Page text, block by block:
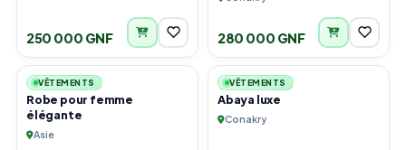
250 000 GNF 280 000 GNF
3
VÊTEMENTS
Robe pour femme
élégante
Asie
3
VÊTEMENTS
Abaya luxe
Conakry